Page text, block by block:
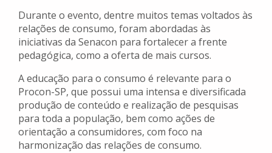
Durante o evento, dentre muitos temas voltados às
relações de consumo, foram abordadas às
iniciativas da Senacon para fortalecer a frente
pedagógica, como a oferta de mais cursos.
A educação para o consumo é relevante para o
Procon-SP, que possui uma intensa e diversificada
produção de conteúdo e realização de pesquisas
para toda a população, bem como ações de
orientação a consumidores, com foco na
harmonização das relações de consumo.